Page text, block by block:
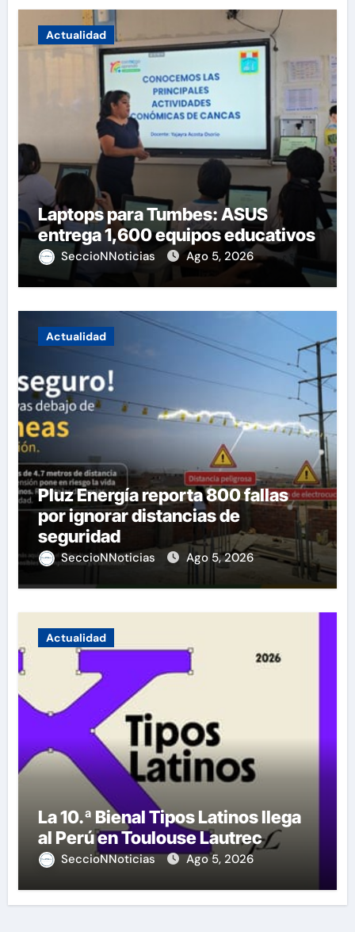
Actualidad
Laptops para Tumbes: ASUS
entrega 1,600 equipos educativos
SeccioNNoticias Ago 5, 2026
Actualidad
Pluz Energía reporta 800 fallas
por ignorar distancias de
seguridad
SeccioNNoticias Ago 5, 2026
Actualidad
La 10.ª Bienal Tipos Latinos llega
al Perú en Toulouse Lautrec
SeccioNNoticias Ago 5, 2026